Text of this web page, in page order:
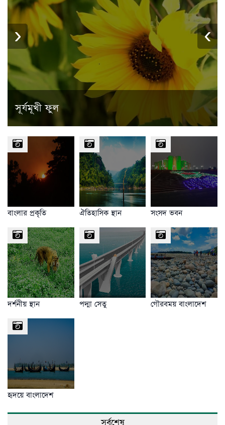
সূর্যমূখী ফুল
‹
›
বাংলার প্রকৃতি ঐতিহাসিক স্থান সংসদ ভবন
দর্শনীয় স্থান পদ্মা সেতু গৌরবময় বাংলাদেশ
হৃদয়ে বাংলাদেশ